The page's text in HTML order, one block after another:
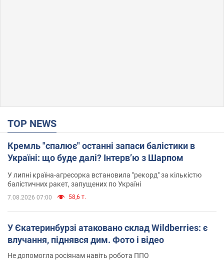
TOP NEWS
Кремль "спалює" останні запаси балістики в
Україні: що буде далі? Інтерв’ю з Шарпом
У липні країна-агресорка встановила "рекорд" за кількістю
балістичних ракет, запущених по Україні
7.08.2026 07:00 58,6 т.
У Єкатеринбурзі атаковано склад Wildberries: є
влучання, піднявся дим. Фото і відео
Не допомогла росіянам навіть робота ППО